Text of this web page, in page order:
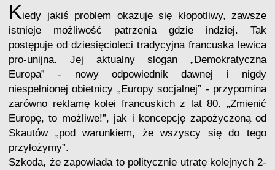
Kiedy jakiś problem okazuje się kłopotliwy, zawsze
istnieje możliwość patrzenia gdzie indziej. Tak
postępuje od dziesięcioleci tradycyjna francuska lewica
pro-unijna. Jej aktualny slogan „Demokratyczna
Europa” - nowy odpowiednik dawnej i nigdy
niespełnionej obietnicy „Europy socjalnej” - przypomina
zarówno reklamę kolei francuskich z lat 80. „Zmienić
Europę, to możliwe!”, jak i koncepcję zapożyczoną od
Skautów „pod warunkiem, że wszyscy się do tego
przyłożymy”.
Szkoda, że zapowiada to politycznie utratę kolejnych 2-